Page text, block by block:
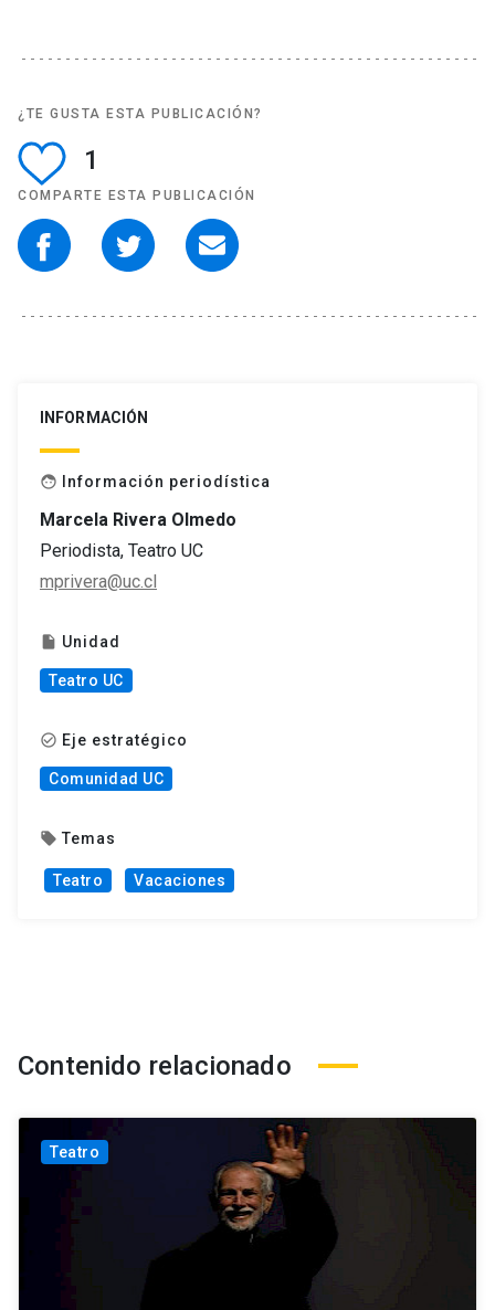
¿TE GUSTA ESTA PUBLICACIÓN?
1
COMPARTE ESTA PUBLICACIÓN
INFORMACIÓN
face Información periodística
Marcela Rivera Olmedo
Periodista, Teatro UC
mprivera@uc.cl
insert_drive_file Unidad
Teatro UC
check_circle_outline Eje estratégico
Comunidad UC
local_offer Temas
Teatro Vacaciones
Contenido relacionado
Teatro